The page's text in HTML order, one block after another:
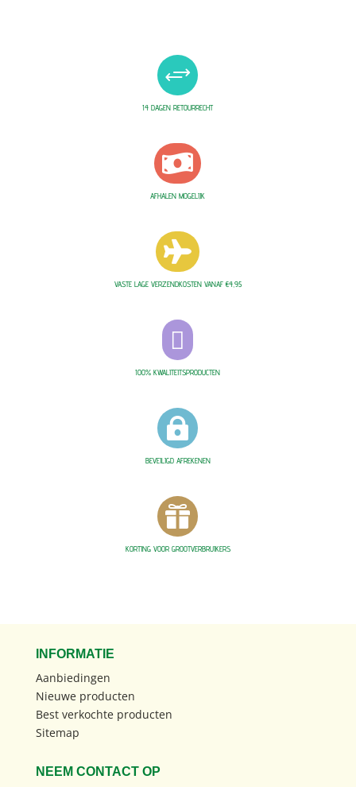
+
14 DAGEN RETOURRECHT

AFHALEN MOGELIJK

VASTE LAGE VERZENDKOSTEN VANAF €4,95

100% KWALITEITSPRODUCTEN

BEVEILIGD AFREKENEN

KORTING VOOR GROOTVERBRUIKERS
INFORMATIE
Aanbiedingen
Nieuwe producten
Best verkochte producten
Sitemap
NEEM CONTACT OP